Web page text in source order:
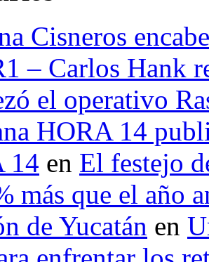
Cisneros
– Carlos Hank
el operativo
HORA 14
14 en El festejo
más que el año
de Yucatán en